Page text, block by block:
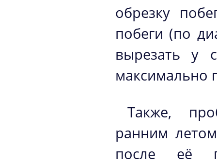
обрезку
побеги (по
вырезать у
максимально
Также,
ранним
после её